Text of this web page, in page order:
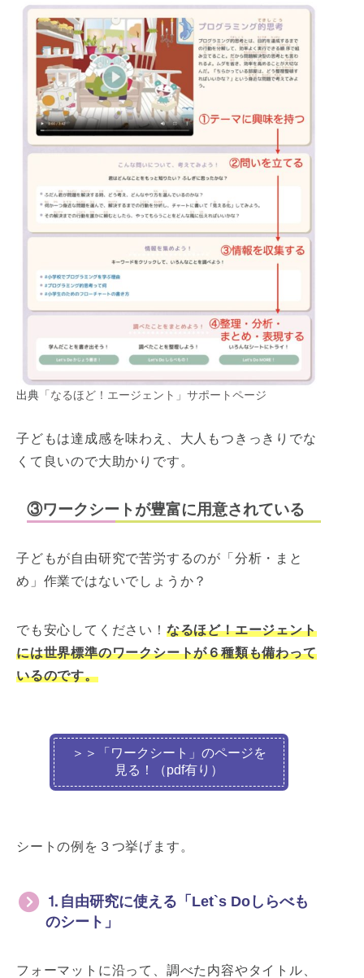
出典 「なるほど！エージェント」サポートページ
子どもは達成感を味わえ、大人もつきっきりでな
くて良いので大助かりです。
③ワークシートが豊富に用意されている
子どもが自由研究で苦労するのが「分析・まと
め」作業ではないでしょうか？
でも安心してください！ なるほど！エージェント
には世界標準のワークシートが６種類も備わって
いるのです。
＞＞「ワークシート」のページを
見る！（pdf有り）
シートの例を３つ挙げます。
⒈自由研究に使える「Let`s Doしらべも
のシート」
フォーマットに沿って、調べた内容やタイトル、